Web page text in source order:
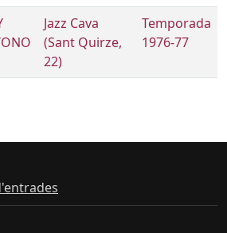
Jazz Cava
(Sant Quirze,
22)
Temporada
1976-77